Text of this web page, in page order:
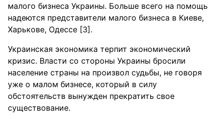
малого бизнеса Украины. Больше всего на помощь
надеются представители малого бизнеса в Киеве,
Харькове, Одессе [3].
Украинская экономика терпит экономический
кризис. Власти со стороны Украины бросили
население страны на произвол судьбы, не говоря
уже о малом бизнесе, который в силу
обстоятельств вынужден прекратить свое
существование.